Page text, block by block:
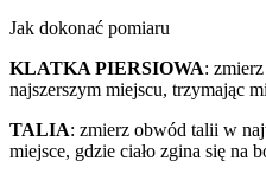
Jak dokonać pomiaru
KLATKA PIERSIOWA:
najszerszym miejscu, trzymając
TALIA: zmierz obwód talii w
miejsce, gdzie ciało zgina się na